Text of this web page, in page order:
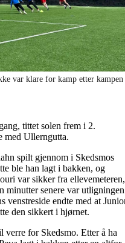
var klare for kamp etter kampen
tittet solen frem i 2.
med Ullerngutta.
spilt gjennom i Skedsmos
ble han lagt i bakken, og
var sikker fra ellevemeteren,
minutter senere var utligningen
venstreside endte med at
den sikkert i hjørnet.
for Skedsmo. Etter å ha